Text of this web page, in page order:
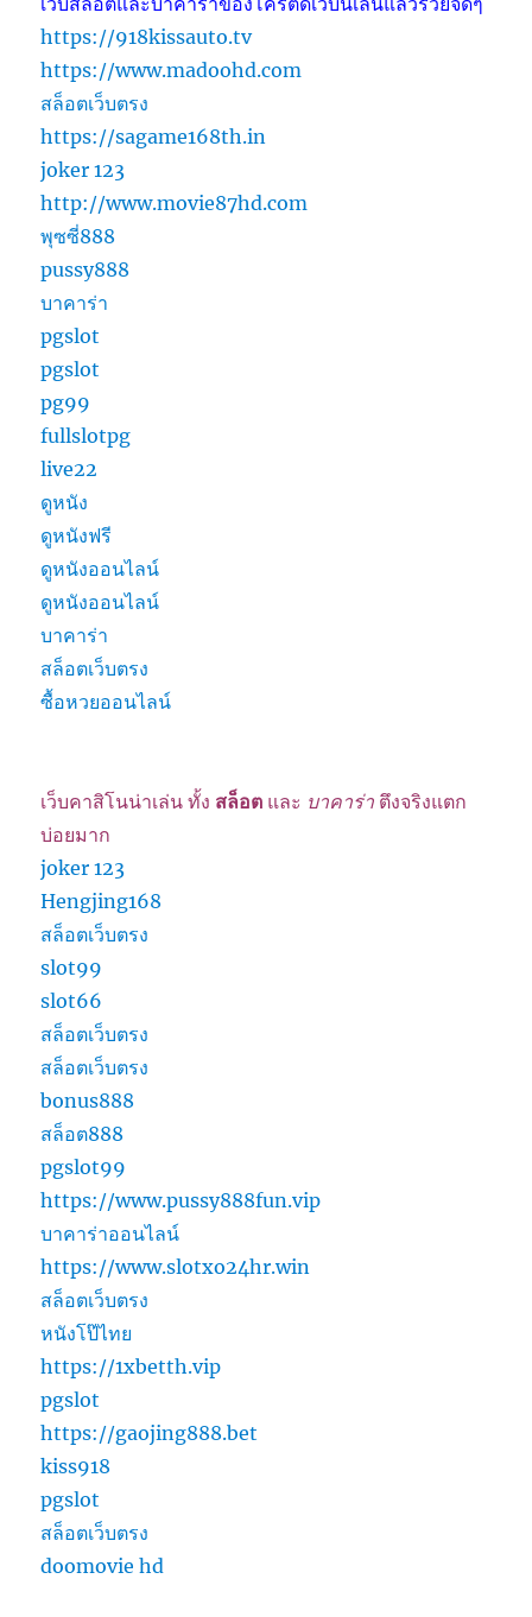
https://918kissauto.tv
https://www.madoohd.com
สล็อตเว็บตรง
https://sagame168th.in
joker 123
http://www.movie87hd.com
พุซซี่888
pussy888
บาคาร่า
pgslot
pgslot
pg99
fullslotpg
live22
ดูหนัง
ดูหนังฟรี
ดูหนังออนไลน์
ดูหนังออนไลน์
บาคาร่า
สล็อตเว็บตรง
ซื้อหวยออนไลน์
เว็บคาสิโนน่าเล่น ทั้ง สล็อต และ บาคาร่า ตึงจริงแตก
บ่อยมาก
joker 123
Hengjing168
สล็อตเว็บตรง
slot99
slot66
สล็อตเว็บตรง
สล็อตเว็บตรง
bonus888
สล็อต888
pgslot99
https://www.pussy888fun.vip
บาคาร่าออนไลน์
https://www.slotxo24hr.win
สล็อตเว็บตรง
หนังโป๊ไทย
https://1xbetth.vip
pgslot
https://gaojing888.bet
kiss918
pgslot
สล็อตเว็บตรง
doomovie hd